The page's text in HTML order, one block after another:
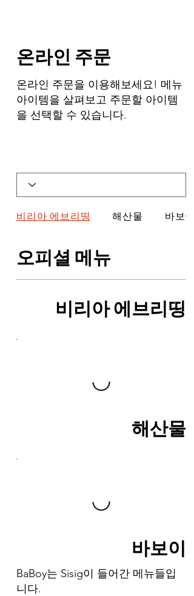
온라인 주문
온라인 주문을 이용해보세요! 메뉴
아이템을 살펴보고 주문할 아이템
을 선택할 수 있습니다.
오피셜 메뉴
비리아 에브리띵
해산물
바보이
BaBoy는 Sisig이 들어간 메뉴들입
니다.
비리아 에브리띵 해산물 바보이